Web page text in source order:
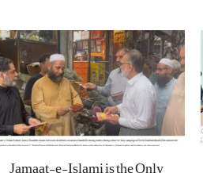
Jamaat-e-Islami is the Only